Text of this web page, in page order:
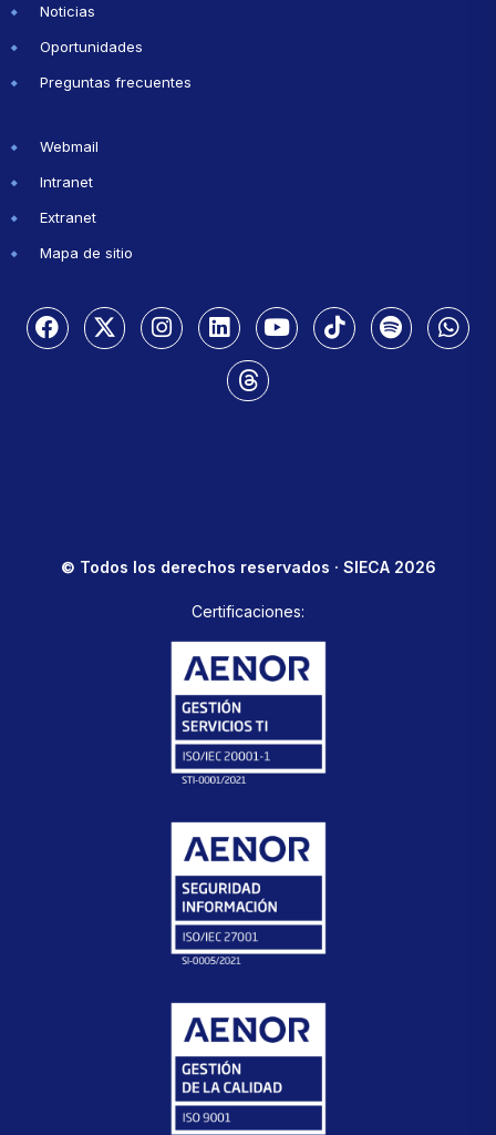
Noticias
Oportunidades
Preguntas frecuentes
Webmail
Intranet
Extranet
Mapa de sitio
© Todos los derechos reservados · SIECA 2026
Certificaciones: